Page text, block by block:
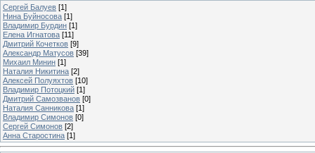
Сергей Балуев [1]
Нина Буйносова [1]
Владимир Бурдин [1]
Елена Игнатова [11]
Дмитрий Кочетков [9]
Александр Матусов [39]
Михаил Минин [1]
Наталия Никитина [2]
Алексей Полуяхтов [10]
Владимир Потоцкий [1]
Дмитрий Самозванов [0]
Наталия Санникова [1]
Владимир Симонов [0]
Сергей Симонов [2]
Анна Старостина [1]